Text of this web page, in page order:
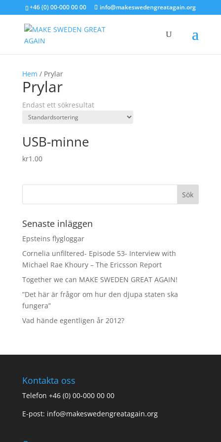
+46 (0) 00-000 00 00 info@makeswedengreatagain.org
Hem / Prylar
Prylar
Endast ett sökresultat
USB-minne
kr1.00
Senaste inläggen
Epsteins flygloggar
Cornelia unfiltered- Episode 53- Interview with
Michael Rae Khoury – The Ericsson Report
Together we can MAKE SWEDEN GREAT AGAIN!
”Det här är frågor om hur den djupa staten ska
fungera”
Vad hände egentligen år 2012?
Kontakta oss
Telefon +46 (0) 00-000 00 00
E-post: info@makeswedengreatagain.org